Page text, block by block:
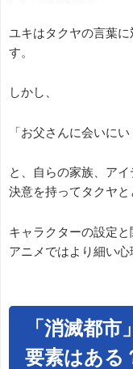
ユキはタクヤの言葉
す。
しかし、
「お父さんに会いにい
と、自らの家族、ア
決意を持ってタクヤと
キャラクターの設定と
アニメではより細い心
「消滅都
要素はある